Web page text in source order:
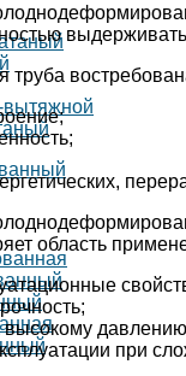
вытяжной
труба
область
высокому
при